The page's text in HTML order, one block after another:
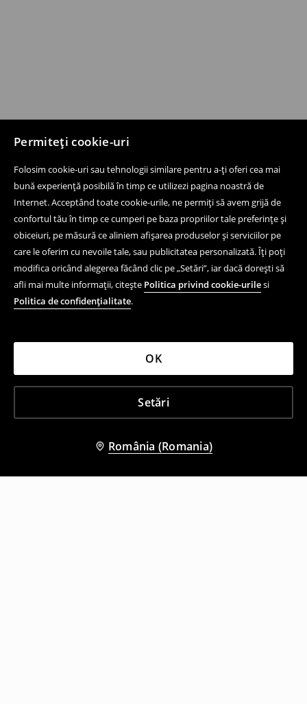
Permiteți cookie-uri
Folosim cookie-uri sau tehnologii similare pentru a-ți oferi cea mai
bună experiență posibilă în timp ce utilizezi pagina noastră de
Internet. Acceptând toate cookie-urile, ne permiți să avem grijă de
confortul tău în timp ce cumperi pe baza propriilor tale preferințe și
obiceiuri, pe măsură ce aliniem afișarea produselor și serviciilor pe
care le oferim cu nevoile tale, sau publicitatea personalizată. Îți poți
modifica oricând alegerea făcând clic pe „Setări”, iar dacă dorești să
afli mai multe informații, citește Politica privind cookie-urilesi
Politica de confidențialitate.
Setări
OK
România (Romania)